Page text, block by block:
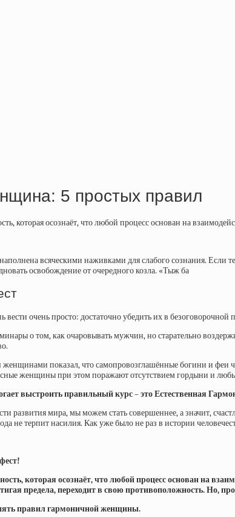
5 простых правил
, которая осознаёт, что любой процесс основан на
всяческими наживками для слабого сознания. Если
освобождение от очередного козла. «Тыж ба
очень просто: достаточно убедить их в
о том, как очаровывать мужчин, но старательно
показал, что самопровозглашённые богини и феи
женщины при этом поражают отсутствием гордыни и
выстроить правильный курс – это Естественная
развития мира, мы можем стать совершеннее, а значит,
не терпит насилия. Как уже было не раз в истории
которая осознаёт, что любой процесс основан на
предела, переходит в свою противоположность.
правил гармоничной женщины.